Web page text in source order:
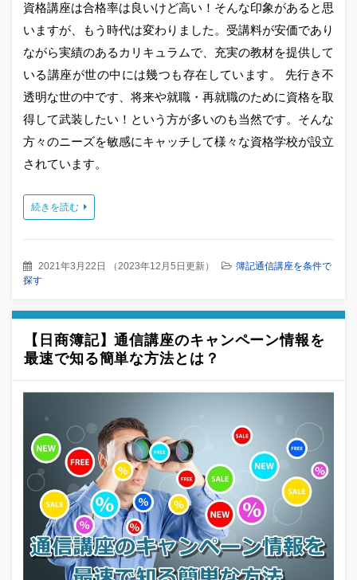
資格講座は合格率は良いけど高い！そんな印象があると思
いますが、もう時代は変わりました。受講料が安価であり
ながら実績のあるカリキュラムで、充実の教材を提供して
いる講座が世の中には幾つも存在しています。 先行き不
透明な世の中です、将来や就職・再就職のために資格を取
得して武装したい！という方が多いのも当然です。そんな
方々のニーズを敏感にキャッチして様々な資格学校が設立
されています。
続きを読む
2021年3月22日 （2023年12月5日更新）
簿記通信講座を条件で
探す
【日商簿記】通信講座のキャンペーン情報を
最速で知る簡単な方法とは？